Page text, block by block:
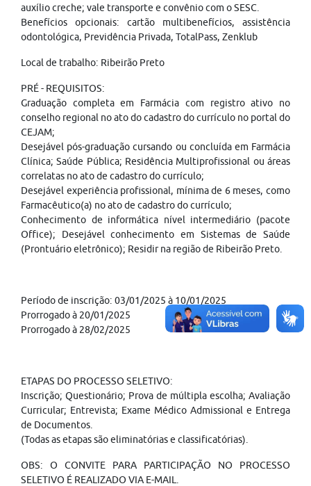
auxílio creche; vale transporte e convênio com o SESC.
Benefícios opcionais: cartão multibenefícios, assistência
odontológica, Previdência Privada, TotalPass, Zenklub
Local de trabalho: Ribeirão Preto
PRÉ - REQUISITOS:
Graduação completa em Farmácia com registro ativo no
conselho regional no ato do cadastro do currículo no portal do
CEJAM;
Desejável pós-graduação cursando ou concluída em Farmácia
Clínica; Saúde Pública; Residência Multiprofissional ou áreas
correlatas no ato de cadastro do currículo;
Desejável experiência profissional, mínima de 6 meses, como
Farmacêutico(a) no ato de cadastro do currículo;
Conhecimento de informática nível intermediário (pacote
Office); Desejável conhecimento em Sistemas de Saúde
(Prontuário eletrônico); Residir na região de Ribeirão Preto.
Período de inscrição: 03/01/2025 à 10/01/2025
Prorrogado à 20/01/2025
Prorrogado à 28/02/2025
ETAPAS DO PROCESSO SELETIVO:
Inscrição; Questionário; Prova de múltipla escolha; Avaliação
Curricular; Entrevista; Exame Médico Admissional e Entrega
de Documentos.
(Todas as etapas são eliminatórias e classificatórias).
OBS: O CONVITE PARA PARTICIPAÇÃO NO PROCESSO
SELETIVO É REALIZADO VIA E-MAIL.